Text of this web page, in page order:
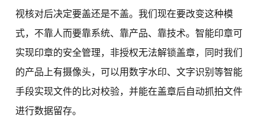
视核对后决定要盖还是不盖。我们现在要改变这种模
式，不靠人而要靠系统、靠产品、靠技术。智能印章可
实现印章的安全管理，非授权无法解锁盖章，同时我们
的产品上有摄像头，可以用数字水印、文字识别等智能
手段实现文件的比对校验，并能在盖章后自动抓拍文件
进行数据留存。